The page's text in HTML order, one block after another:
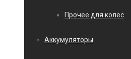
Прочее для колес
Аккумуляторы